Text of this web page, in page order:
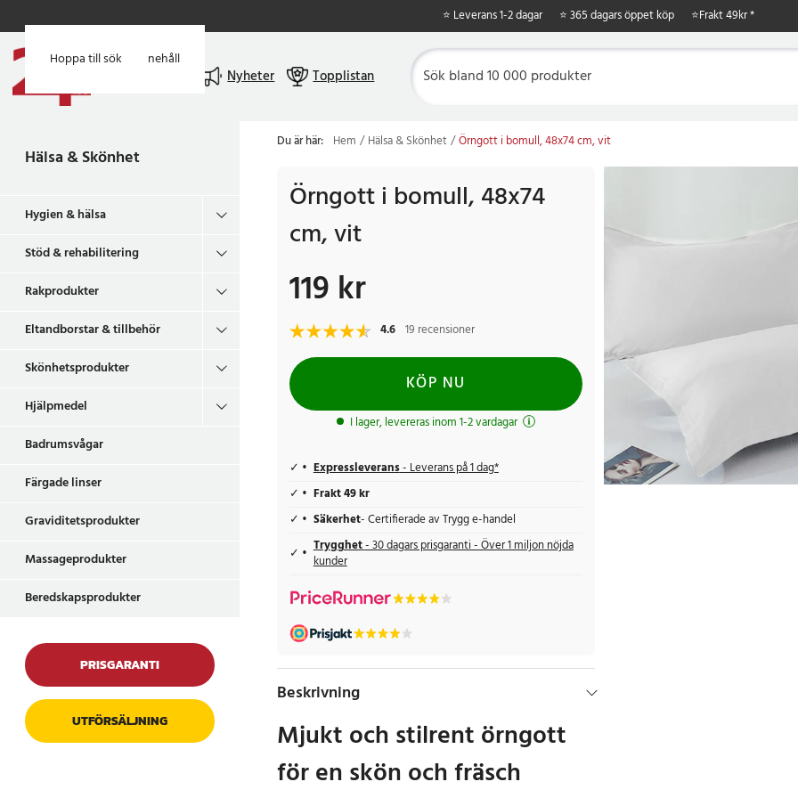
Hoppa till huvudinnehåll
Hoppa till sök
⭐ Leverans 1-2 dagar ⭐ 365 dagars öppet köp ⭐Frakt 49kr *
Nyheter Topplistan
Hälsa & Skönhet
Hygien & hälsa
Stöd & rehabilitering
Rakprodukter
Eltandborstar & tillbehör
Skönhetsprodukter
Hjälpmedel
Badrumsvågar
Färgade linser
Graviditetsprodukter
Massageprodukter
Beredskapsprodukter
PRISGARANTI
UTFÖRSÄLJNING
Du är här: Hem Hälsa & Skönhet Örngott i bomull, 48x74 cm, vit
Örngott i bomull, 48x74
cm, vit
Pris:119 kr
119 kr
4.6 19 recensioner
KÖP NU
I lager, levereras inom 1-2 vardagar
Expressleverans- Leverans på 1 dag*
Frakt 49 kr
Säkerhet- Certifierade av Trygg e-handel
Trygghet- 30 dagars prisgaranti - Över 1 miljon nöjda
kunder
Beskrivning
Mjukt och stilrent örngott
för en skön och fräsch